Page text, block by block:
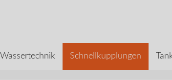
Wassertechnik Schnellkupplungen